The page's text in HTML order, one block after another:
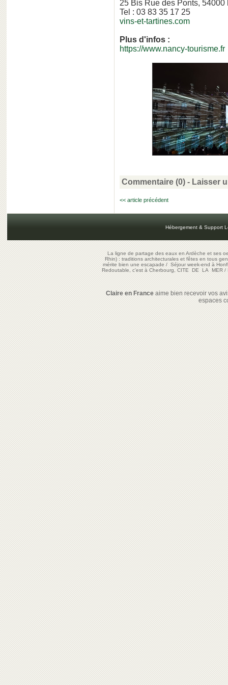
25 Bis Rue des Ponts, 54000
Tel : 03 83 35 17 25
vins-et-tartines.com
Plus d'infos :
https://www.nancy-tourisme.fr
Commentaire (0) - Laisser
<< article précédent
Hébergement & Support
La ligne de partage des eaux en Ardèche et ses
Rhin) : traditions architecturales et fêtes en tous
mérite bien une escapade/Séjour week-end à
Redoutable, c'est à Cherbourg, CITE DE LA MER/
Claire en Franceaime bien recevoir vos
espaces